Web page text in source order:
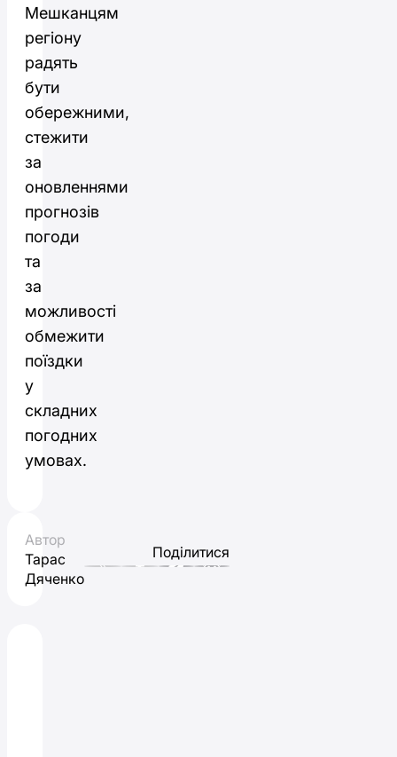
Мешканцям
регіону
радять
бути
обережними,
стежити
за
оновленнями
прогнозів
погоди
та
за
можливості
обмежити
поїздки
у
складних
погодних
умовах.
Автор
Тарас
Дяченко
Поділитися